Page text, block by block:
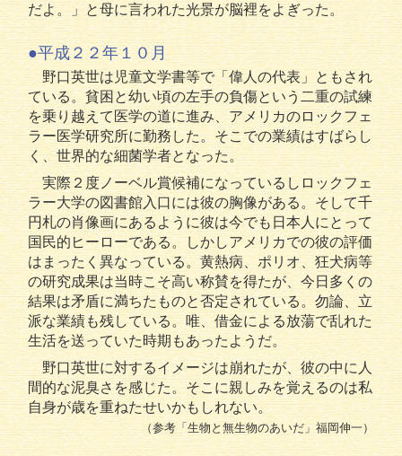
だよ。」と母に言われた光景が脳裡をよぎった。
●平成２２年１０月
野口英世は児童文学書等で「偉人の代表」ともされ
ている。貧困と幼い頃の左手の負傷という二重の試練
を乗り越えて医学の道に進み、アメリカのロックフェ
ラー医学研究所に勤務した。そこでの業績はすばらし
く、世界的な細菌学者となった。
実際２度ノーベル賞候補になっているしロックフェ
ラー大学の図書館入口には彼の胸像がある。そして千
円札の肖像画にあるように彼は今でも日本人にとって
国民的ヒーローである。しかしアメリカでの彼の評価
はまったく異なっている。黄熱病、ポリオ、狂犬病等
の研究成果は当時こそ高い称賛を得たが、今日多くの
結果は矛盾に満ちたものと否定されている。勿論、立
派な業績も残している。唯、借金による放蕩で乱れた
生活を送っていた時期もあったようだ。
野口英世に対するイメージは崩れたが、彼の中に人
間的な泥臭さを感じた。そこに親しみを覚えるのは私
自身が歳を重ねたせいかもしれない。
（参考「生物と無生物のあいだ」福岡伸一）